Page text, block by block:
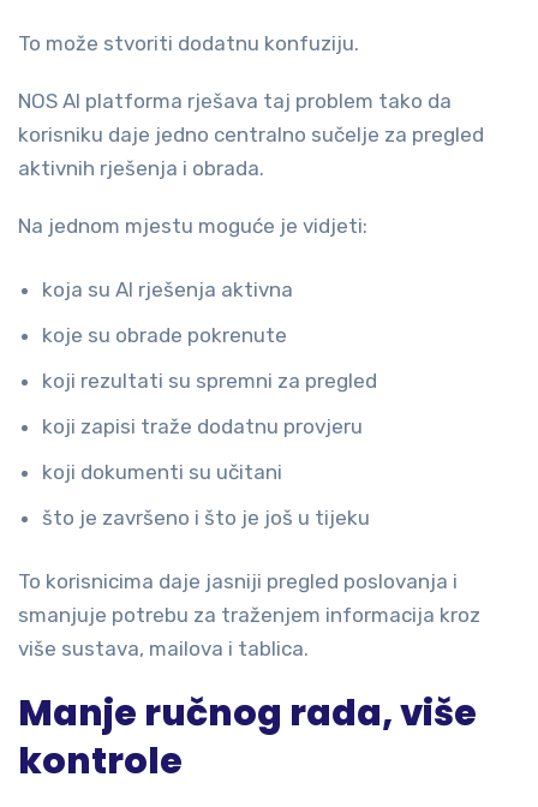
To može stvoriti dodatnu konfuziju.
NOS AI platforma rješava taj problem tako da
korisniku daje jedno centralno sučelje za pregled
aktivnih rješenja i obrada.
Na jednom mjestu moguće je vidjeti:
koja su AI rješenja aktivna
koje su obrade pokrenute
koji rezultati su spremni za pregled
koji zapisi traže dodatnu provjeru
koji dokumenti su učitani
što je završeno i što je još u tijeku
To korisnicima daje jasniji pregled poslovanja i
smanjuje potrebu za traženjem informacija kroz
više sustava, mailova i tablica.
Manje ručnog rada, više
kontrole